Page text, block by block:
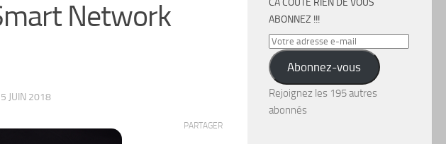
Network
5 JUIN 2018
PARTAGER
CA COÛTE RIEN DE VOUS
ABONNEZ !!!
Votre
adresse
e-
mail
Abonnez-vous
Rejoignez les 195 autres
abonnés